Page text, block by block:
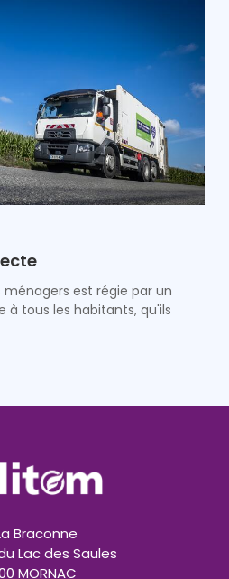
est régie par un
à tous les habitants, qu'ils
Braconne
Lac des Saules
MORNAC